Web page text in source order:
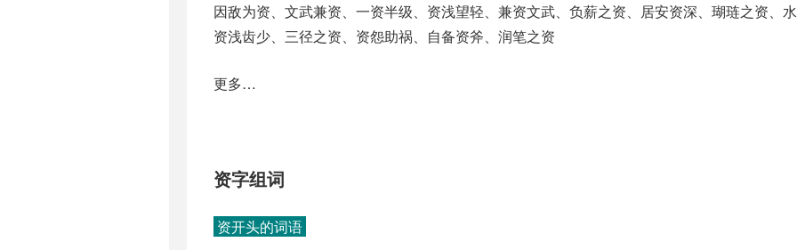
因敌为资、文武兼资、一资半级、资浅望轻、兼资文武、负薪之资、居安资深、瑚琏之资、
资浅齿少、三径之资、资怨助祸、自备资斧、润笔之资
更多…
资字组词
资开头的词语